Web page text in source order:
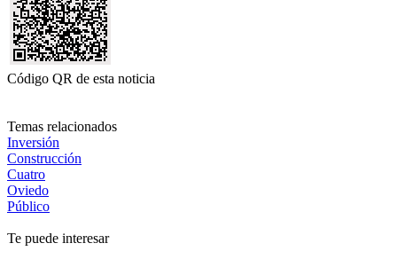
Código QR de esta noticia
Temas relacionados
Inversión
Construcción
Cuatro
Oviedo
Público
Te puede interesar